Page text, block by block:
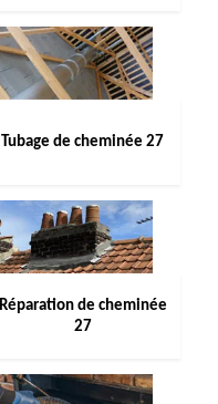
Tubage de cheminée 27
Réparation de cheminée
27